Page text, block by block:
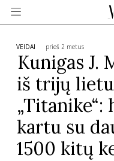
VEIDAI
MONARCHIJA
MADA
VEIDAI prieš 2 metus
Kunigas J.
iš trijų
„Titanike“:
kartu su
1500 kitų